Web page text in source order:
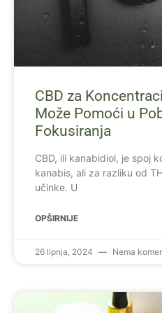
CBD za
Može Pomoći u
Fokusiranja
CBD, ili kanabidiol, je spoj
kanabis, ali za razliku od
učinke. U
OPŠIRNIJE
26 lipnja, 2024 Nema